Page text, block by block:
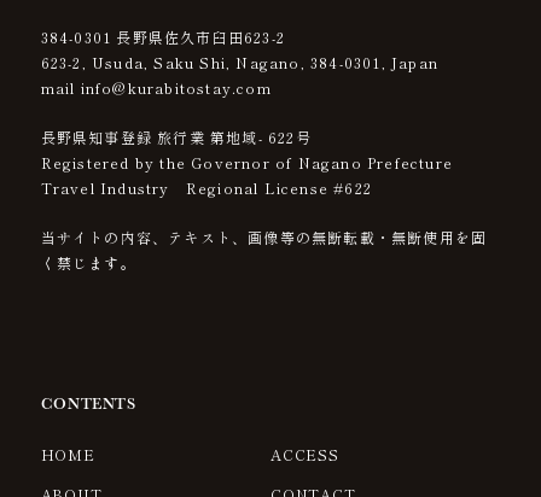
384-0301 長野県佐久市臼田623-2
623-2, Usuda, Saku Shi, Nagano, 384-0301
, Japan
mail info@kurabitostay.com
長野県知事登録 旅行業 第地域- 622号
Registered by the Governor of Nagano Prefecture
Travel Industry Regional License #622
当サイトの内容、テキスト、画像等の無断転載・無断使用を固
く禁じます。
CONTENTS
HOME
ACCESS